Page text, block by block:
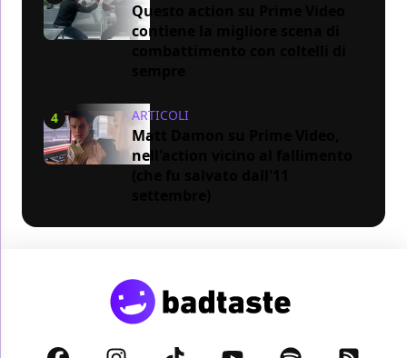
Questo action su Prime Video
contiene la migliore scena di
4 ARTICOLI
Matt Damon su Prime Video,
nell'action vicino al fallimento